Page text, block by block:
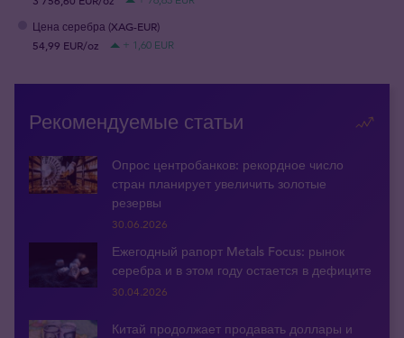
Цена серебра (XAG-EUR)
54,99 EUR/oz
+ 1,60 EUR
Рекомендуемые статьи
Опрос центробанков: рекордное число
стран планирует увеличить золотые
резервы
30.06.2026
Ежегодный рапорт Metals Focus: рынок
серебра и в этом году остается в дефиците
30.04.2026
Китай продолжает продавать доллары и